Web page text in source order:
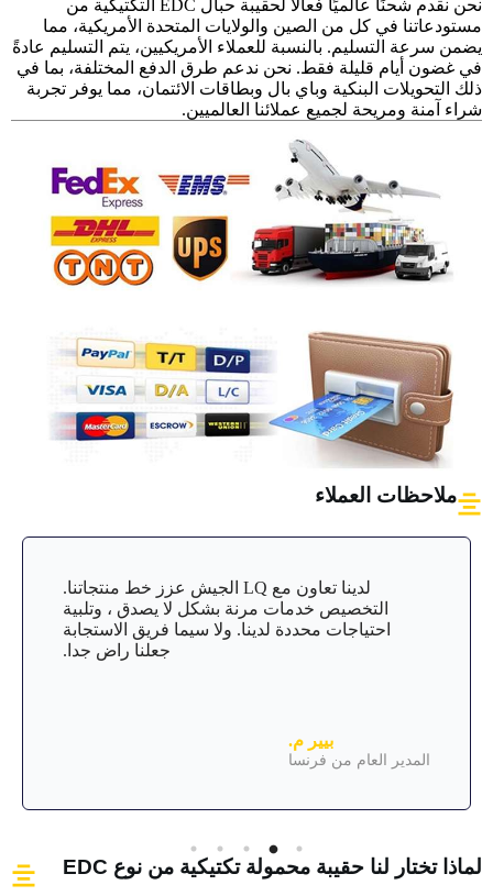
نحن نقدم شحنًا عالميًا فعالاً لحقيبة حبال EDC التكتيكية من
مستودعاتنا في كل من الصين والولايات المتحدة الأمريكية، مما
يضمن سرعة التسليم. بالنسبة للعملاء الأمريكيين، يتم التسليم عادةً
في غضون أيام قليلة فقط. نحن ندعم طرق الدفع المختلفة، بما في
ذلك التحويلات البنكية وباي بال وبطاقات الائتمان، مما يوفر تجربة
شراء آمنة ومريحة لجميع عملائنا العالميين.
ملاحظات العملاء
لدينا تعاون مع LQ الجيش عزز خط منتجاتنا.
التخصيص خدمات مرنة بشكل لا يصدق ، وتلبية
احتياجات محددة لدينا. ولا سيما فريق الاستجابة
جعلنا راض جدا.
بيير م.
المدير العام من فرنسا
لماذا تختار لنا حقيبة محمولة تكتيكية من نوع EDC